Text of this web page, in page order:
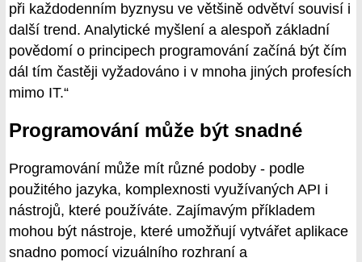
při každodenním byznysu ve většině odvětví souvisí i
další trend. Analytické myšlení a alespoň základní
povědomí o principech programování začíná být čím
dál tím častěji vyžadováno i v mnoha jiných profesích
mimo IT.“
Programování může být snadné
Programování může mít různé podoby - podle
použitého jazyka, komplexnosti využívaných API i
nástrojů, které používáte. Zajímavým příkladem
mohou být nástroje, které umožňují vytvářet aplikace
snadno pomocí vizuálního rozhraní a